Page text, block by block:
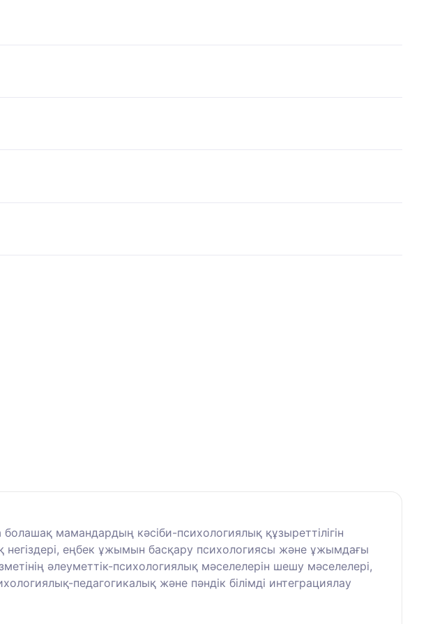
мамандардың кәсіби-психологиялық құзыреттілігін
еңбек ұжымын басқару психологиясы және ұжымдағы
әлеуметтік-психологиялық мәселелерін шешу мәселелері,
педагогикалық және пәндік білімді интеграциялау